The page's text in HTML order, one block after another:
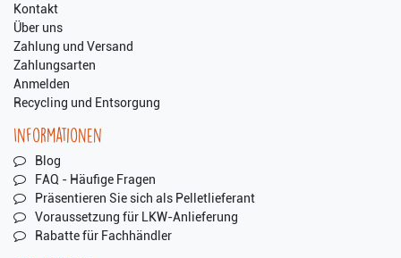
Kontakt
Über uns
Zahlung und Versand
Zahlungsarten
Anmelden
Recycling und Entsorgung
Informationen
Blog
FAQ - Häufige Fragen
Präsentieren Sie sich als Pelletlieferant
Voraussetzung für LKW-Anlieferung
Rabatte für Fachhändler